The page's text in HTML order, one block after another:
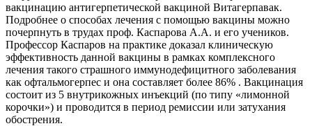
вакцинацию антигерпетической вакциной Витагерпавак.
Подробнее о способах лечения с помощью вакцины можно
почерпнуть в трудах проф. Каспарова А.А. и его учеников.
Профессор Каспаров на практике доказал клиническую
эффективность данной вакцины в рамках комплексного
лечения такого страшного иммунодефицитного заболевания
как офтальмогерпес и она составляет более 86% . Вакцинация
состоит из 5 внутрикожных инъекций (по типу «лимонной
корочки») и проводится в период ремиссии или затухания
обострения.